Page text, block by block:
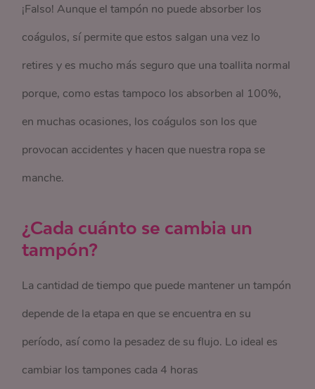
¡Falso! Aunque el tampón no puede absorber los
coágulos, sí permite que estos salgan una vez lo
retires y es mucho más seguro que una toallita normal
porque, como estas tampoco los absorben al 100%,
en muchas ocasiones, los coágulos son los que
provocan accidentes y hacen que nuestra ropa se
manche.
¿Cada cuánto se cambia un
tampón?
La cantidad de tiempo que puede mantener un tampón
depende de la etapa en que se encuentra en su
período, así como la pesadez de su flujo. Lo ideal es
cambiar los tampones cada 4 horas